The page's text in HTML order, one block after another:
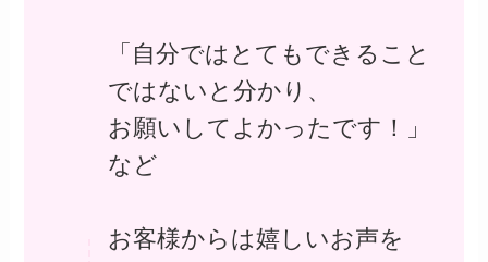
「自分ではとてもできること
ではないと分かり、
お願いしてよかったです！」
など
お客様からは嬉しいお声を